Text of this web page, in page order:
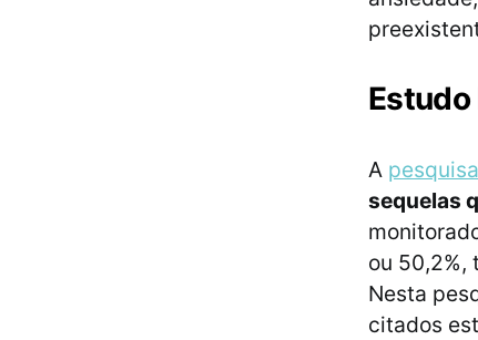
A
sequelas
ou 50,2%,
Nesta
citados